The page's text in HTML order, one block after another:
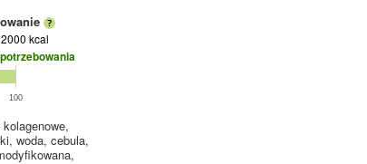
kcal
100
woda, cebula,